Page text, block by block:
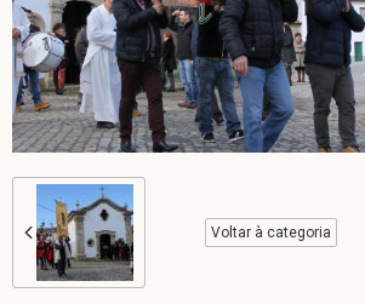
Voltar à categoria